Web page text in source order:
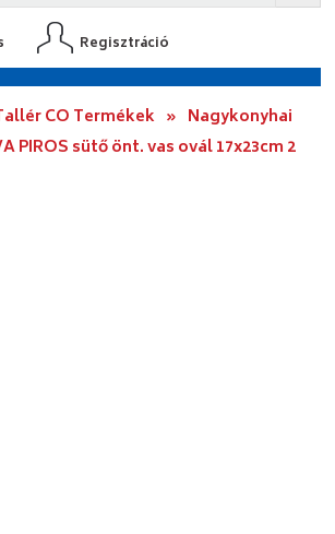
Regisztráció
CO Termékek » Nagykonyhai
PIROS sütő önt. vas ovál 17x23cm 2